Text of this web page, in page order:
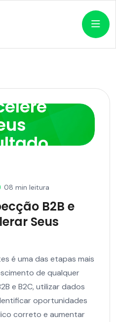
08 min leitura
B2B e
Seus
é uma das etapas mais
de qualquer
e B2C, utilizar dados
oportunidades
correto e aumentar